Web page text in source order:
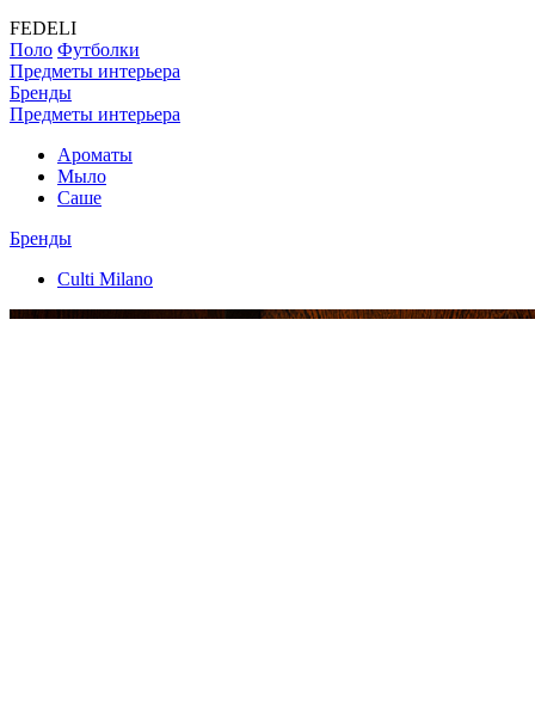
FEDELI
Поло Футболки
Предметы интерьера
Бренды
Предметы интерьера
Ароматы
Мыло
Саше
Бренды
Culti Milano